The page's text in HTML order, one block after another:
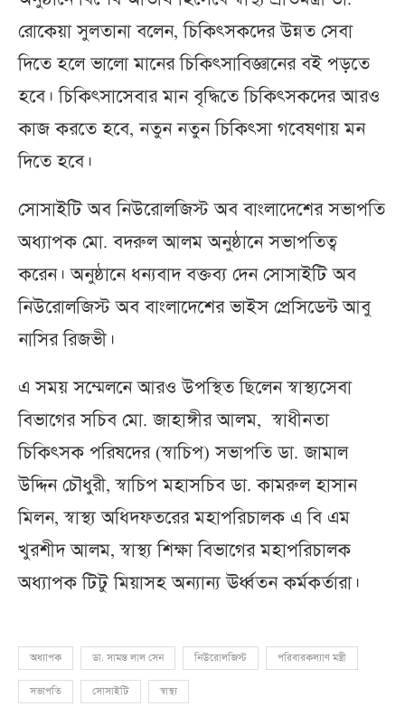
রোকেয়া সুলতানা বলেন, চিকিৎসকদের উন্নত সেবা
দিতে হলে ভালো মানের চিকিৎসাবিজ্ঞানের বই পড়তে
হবে। চিকিৎসাসেবার মান বৃদ্ধিতে চিকিৎসকদের আরও
কাজ করতে হবে, নতুন নতুন চিকিৎসা গবেষণায় মন
দিতে হবে।
সোসাইটি অব নিউরোলজিস্ট অব বাংলাদেশের সভাপতি
অধ্যাপক মো. বদরুল আলম অনুষ্ঠানে সভাপতিত্ব
করেন। অনুষ্ঠানে ধন্যবাদ বক্তব্য দেন সোসাইটি অব
নিউরোলজিস্ট অব বাংলাদেশের ভাইস প্রেসিডেন্ট আবু
নাসির রিজভী।
এ সময় সম্মেলনে আরও উপস্থিত ছিলেন স্বাস্থ্যসেবা
বিভাগের সচিব মো. জাহাঙ্গীর আলম, স্বাধীনতা
চিকিৎসক পরিষদের (স্বাচিপ) সভাপতি ডা. জামাল
উদ্দিন চৌধুরী, স্বাচিপ মহাসচিব ডা. কামরুল হাসান
মিলন, স্বাস্থ্য অধিদফতরের মহাপরিচালক এ বি এম
খুরশীদ আলম, স্বাস্থ্য শিক্ষা বিভাগের মহাপরিচালক
অধ্যাপক টিটু মিয়াসহ অন্যান্য ঊর্ধ্বতন কর্মকর্তারা।
অধ্যাপক ডা. সামন্ত লাল সেন নিউরোলজিস্ট পরিবারকল্যাণ মন্ত্রী
সভাপতি সোসাইটি স্বাস্থ্য